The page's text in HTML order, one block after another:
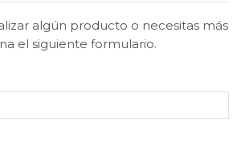
algún producto o necesitas más
el siguiente formulario.